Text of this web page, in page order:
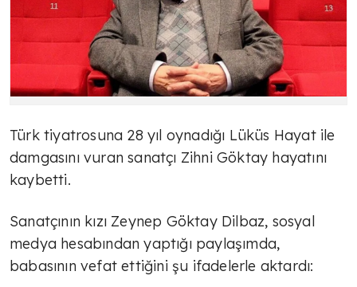
Türk tiyatrosuna 28 yıl oynadığı Lüküs Hayat ile
damgasını vuran sanatçı Zihni Göktay hayatını
kaybetti.
Sanatçının kızı Zeynep Göktay Dilbaz, sosyal
medya hesabından yaptığı paylaşımda,
babasının vefat ettiğini şu ifadelerle aktardı: